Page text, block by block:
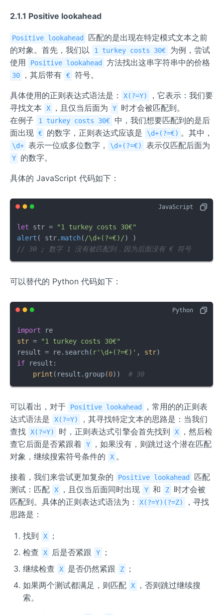
2.1.1 Positive lookahead
Positive lookahead
匹配的是出现在特定模式文本之前
的对象。首先，我们以
1 turkey costs 30€
为例，尝试
使用
Positive lookahead 方法找出这串字符串中的价格
30 ，其后带有 € 符号。
具体使用的正则表达式语法是： X(?=Y)
，它表示：我们要
寻找文本
X ，且仅当后面为 Y
时才会被匹配到。
在例子
1 turkey costs 30€
中，我们想要匹配到的是后
面出现 € 的数字，正则表达式应该是 \d+(?=€) 。其中，
\d+ 表示一位或多位数字， \d+(?=€) 表示仅匹配后面为
Y 的数字。
具体的 JavaScript 代码如下：
let str =
"1 turkey costs 30€"
alert ( str.match( /\d+(?=€)/
// 30 ; 数字 1 没有被匹配到，因为后面没有 € 符号
可以替代的 Python 代码如下：
import
str =
"1 turkey costs 30€"
result = re.search( r'\d+(?=€)' , str
if result:
print (result.group(0)) # 30
可以看出，对于 Positive lookahead
，常用的的正则表
达式语法是
X(?=Y)
，其寻找特定文本的思路是：当我们
查找 X(?=Y) 时，正则表达式引擎会首先找到 X
，然后检
查它后面是否紧跟着 Y
，如果没有，则跳过这个潜在匹配
对象，继续搜索符号条件的
X 。
接着，我们来尝试更加复杂的 Positive lookahead
匹配
测试：匹配 X ，且仅当后面同时出现 Y 和 Z
时才会被
匹配到。具体的正则表达式语法为：
X(?=Y)(?=Z)
，寻找
思路是：
找到 X
；
检查
X 后是否紧跟 Y
；
继续检查
X 是否仍然紧跟 Z
；
如果两个测试都满足，则匹配 X
，否则跳过继续搜
索。